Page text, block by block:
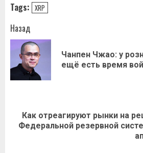
Tags: XRP
Навигация
записи
Назад
Чанпен Чжао: у
ещё есть время
Следующая
Как отреагируют рынки на
Федеральной резервной